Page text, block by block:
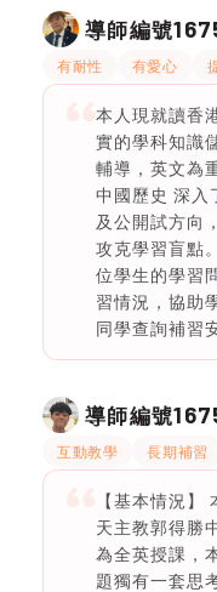
導師編號
有耐性 有愛心
本人現就讀香
實的學科知識
輔導，英文為
中國歷史 深入
及公開試方向
攻克學習盲點
位學生的學習
習情況，協助
同學查詢補習
導師編號
互動教學 長期補習
【基本情況】
天主教郭得勝
為全英授課，
題獨有一套思